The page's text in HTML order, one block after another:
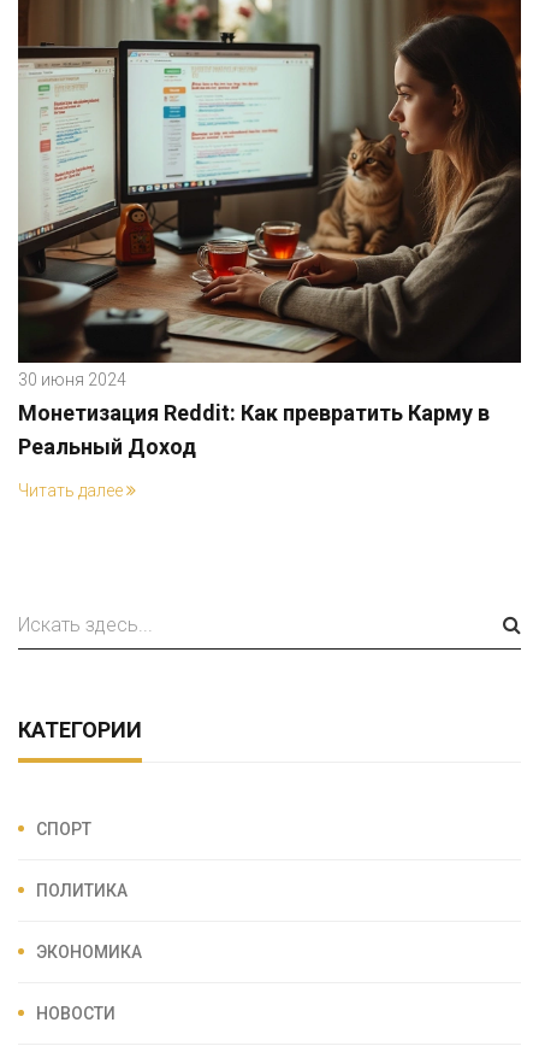
30 июня 2024
Монетизация Reddit: Как превратить Карму в
Реальный Доход
Читать далее
КАТЕГОРИИ
СПОРТ
ПОЛИТИКА
ЭКОНОМИКА
НОВОСТИ